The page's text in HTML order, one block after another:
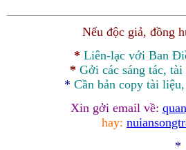
Nếu độc giả, đồng
* Liên-lạc với Ban
* Gởi các sáng tác,
* Cần bản copy tài
Xin gởi email về:
hay:
*